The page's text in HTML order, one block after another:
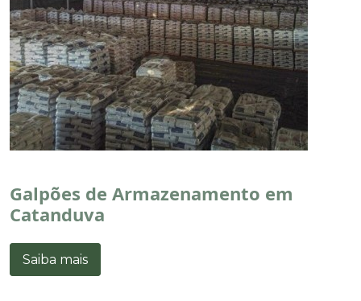
Galpões de Armazenamento em
Catanduva
Saiba mais